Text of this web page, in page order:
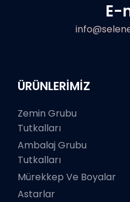
E-
ÜRÜNLERİMİZ
Zemin Grubu
Tutkalları
Ambalaj Grubu
Tutkalları
Mürekkep Ve Boyalar
Astarlar